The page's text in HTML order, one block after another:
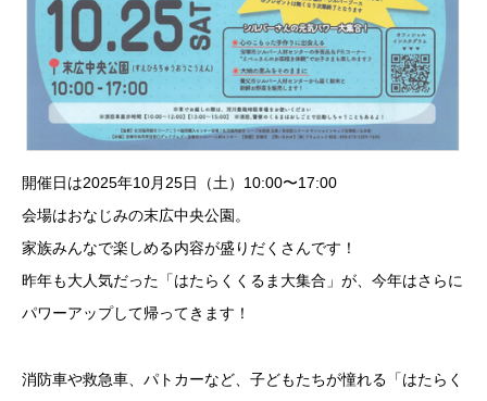
開催日は2025年10月25日（土）10:00〜17:00
会場はおなじみの末広中央公園。
家族みんなで楽しめる内容が盛りだくさんです！
昨年も大人気だった「はたらくくるま大集合」が、今年はさらに
パワーアップして帰ってきます！
消防車や救急車、パトカーなど、子どもたちが憧れる「はたらく